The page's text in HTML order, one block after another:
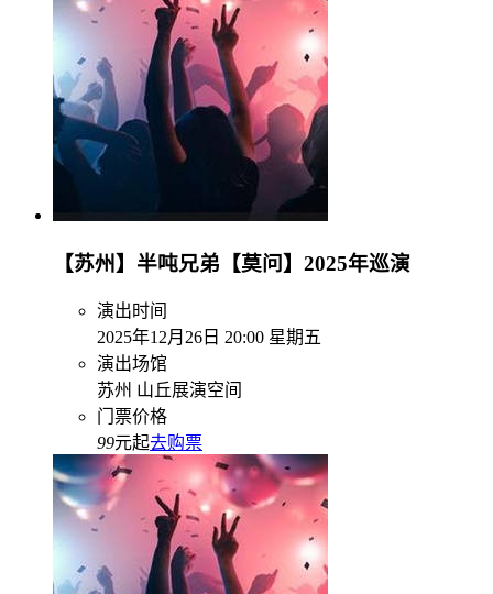
【苏州】半吨兄弟【莫问】2025年巡演
演出时间
2025年12月26日 20:00 星期五
演出场馆
苏州 山丘展演空间
门票价格
99元起去购票